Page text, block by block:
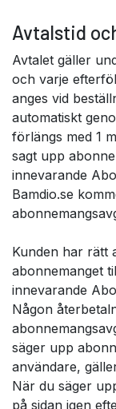
Avtalstid
Avtalet gäller
och varje
anges vid
automatiskt
förlängs med 1
sagt upp
innevarande
Bamdio.se
Kunden har rätt
abonnemanget
innevarande
Någon
säger upp
användare,
När du säger
på sidan igen